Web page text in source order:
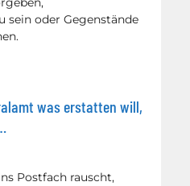
sein oder Gegenstände
was erstatten will,
Postfach rauscht,